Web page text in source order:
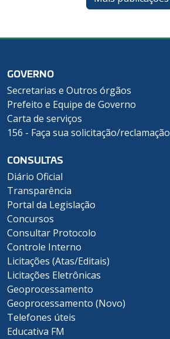
GOVERNO
Secretarias e Outros órgãos
Prefeito e Equipe de Governo
Carta de serviços
156 - Faça sua solicitação/reclamação
CONSULTAS
Diário Oficial
Transparência
Portal da Legislação
Concursos
Consultar Protocolo
Controle Interno
Licitações (Atas/Editais)
Licitações Eletrônicas
Geoprocessamento
Geoprocessamento (Novo)
Telefones úteis
Educativa FM